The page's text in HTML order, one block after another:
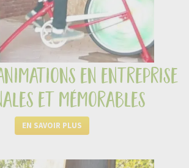
en entreprise
et mémorables
EN SAVOIR PLUS